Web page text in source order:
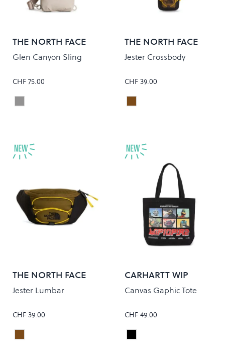
THE NORTH FACE
Glen Canyon Sling
CHF 75.00
Colour
STONE SLAB
THE NORTH FACE
Jester Crossbody
CHF 39.00
Colour
CARAWAY SEED/TNF
THE NORTH FACE
Jester Lumbar
CHF 39.00
Colour
CARAWAY SEED/TNF BLACK
CARHARTT WIP
Canvas Gaphic Tote
CHF 49.00
Colour
WIPTOPIA 2/BLACK